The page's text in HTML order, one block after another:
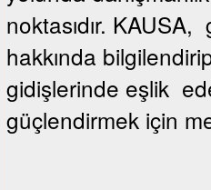
noktasıdır.
hakkında
gidişlerinde eşlik
güçlendirmek için